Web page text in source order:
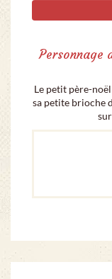
Personnage
Le petit père-
sa petite brioche